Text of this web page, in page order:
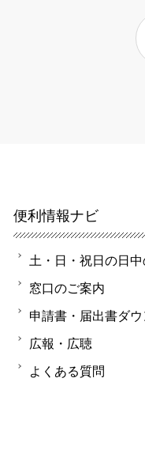
便利情報ナビ
土・日・祝日の日
窓口のご案内
申請書・届出書ダ
広報・広聴
よくある質問